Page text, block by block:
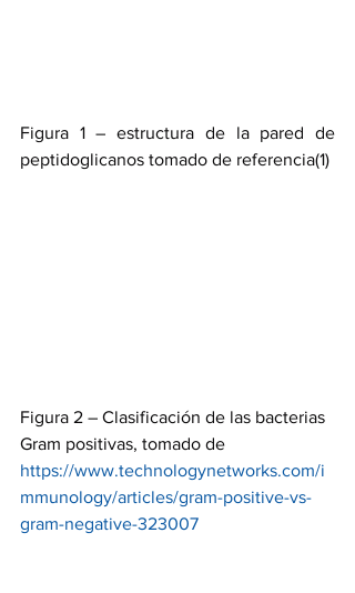
Figura 1 – estructura de la pared de
peptidoglicanos tomado de referencia(1)
Figura 2 – Clasificación de las bacterias
Gram positivas, tomado de
https://www.technologynetworks.com/i
mmunology/articles/gram-positive-vs-
gram-negative-323007